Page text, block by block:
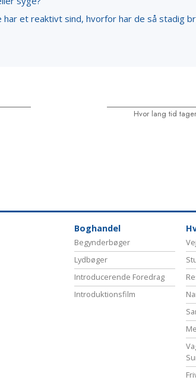
har et reaktivt sind, hvorfor har de så stadig
Hvor lang tid
Boghandel
Begynderbøger
Lydbøger
Introducerende Foredrag
Introduktionsfilm